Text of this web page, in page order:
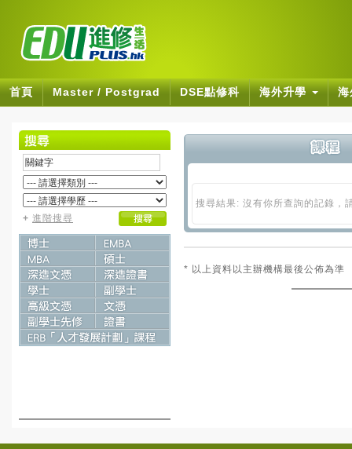
首頁 Master / Postgrad DSE點修科 海外升學
+ 進階搜尋
搜尋結果: 沒有你所查詢的記錄，
* 以上資料以主辦機構最後公佈為準